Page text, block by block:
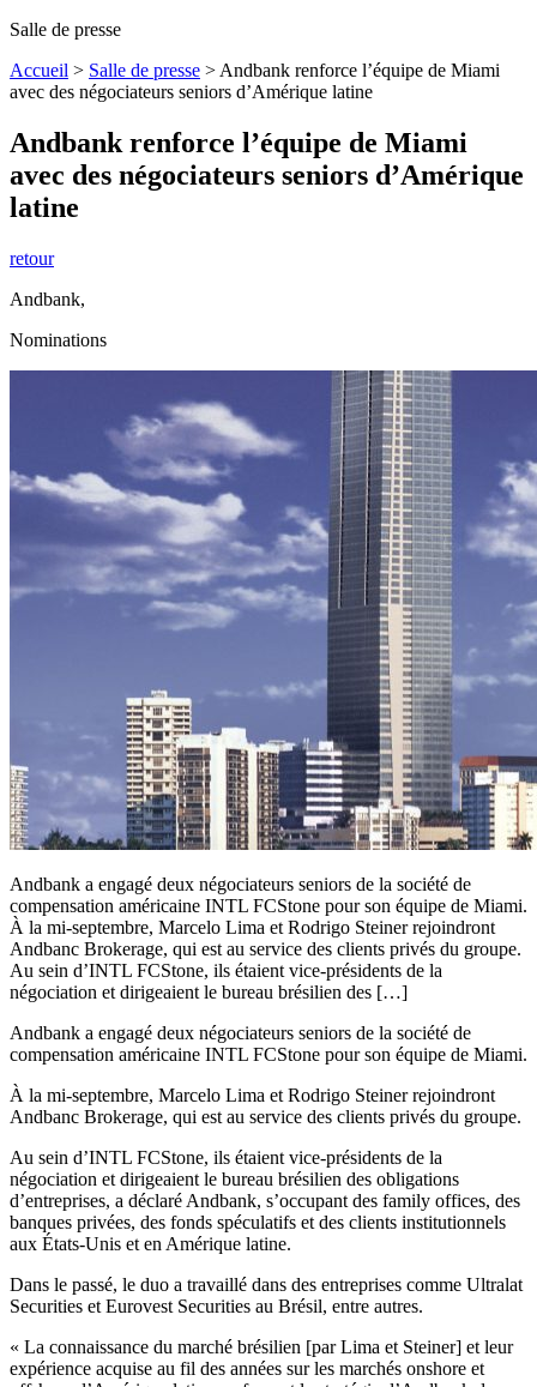
Salle de presse
Accueil > Salle de presse > Andbank renforce l’équipe de Miami
avec des négociateurs seniors d’Amérique latine
Andbank renforce l’équipe de Miami
avec des négociateurs seniors d’Amérique
latine
retour
Andbank,
Nominations
Andbank a engagé deux négociateurs seniors de la société de
compensation américaine INTL FCStone pour son équipe de Miami.
À la mi-septembre, Marcelo Lima et Rodrigo Steiner rejoindront
Andbanc Brokerage, qui est au service des clients privés du groupe.
Au sein d’INTL FCStone, ils étaient vice-présidents de la
négociation et dirigeaient le bureau brésilien des […]
Andbank a engagé deux négociateurs seniors de la société de
compensation américaine INTL FCStone pour son équipe de Miami.
À la mi-septembre, Marcelo Lima et Rodrigo Steiner rejoindront
Andbanc Brokerage, qui est au service des clients privés du groupe.
Au sein d’INTL FCStone, ils étaient vice-présidents de la
négociation et dirigeaient le bureau brésilien des obligations
d’entreprises, a déclaré Andbank, s’occupant des family offices, des
banques privées, des fonds spéculatifs et des clients institutionnels
aux États-Unis et en Amérique latine.
Dans le passé, le duo a travaillé dans des entreprises comme Ultralat
Securities et Eurovest Securities au Brésil, entre autres.
« La connaissance du marché brésilien [par Lima et Steiner] et leur
expérience acquise au fil des années sur les marchés onshore et